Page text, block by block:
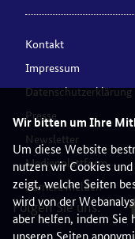
Wir bitten um Ihre
Um diese Website
nutzen wir Cookies
zeigt, welche Seiten
wird von der
aber helfen, indem Sie
unseren Seiten
Kontakt
Impressum
Datenschutzerklärung
Presse
Newsletter
Medienplattform
Barriere melden
Folgen Sie uns: